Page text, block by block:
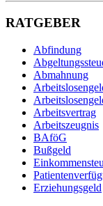
RATGEBER
Abfindung
Abmahnung
Arbeitsvertrag
Arbeitszeugnis
BAföG
Bußgeld
Erziehungsgeld